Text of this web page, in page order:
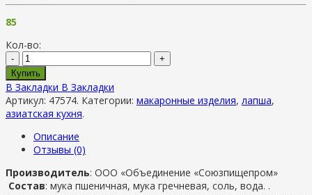
85
Кол-во:
-
+
Купить
В Закладки В Закладки
Артикул: 47574. Категории: макаронные изделия, лапша,
азиатская кухня.
Описание
Отзывы (0)
Производитель: ООО «Объединение «Союзпищепром»
Состав: мука пшеничная, мука гречневая, соль, вода. .